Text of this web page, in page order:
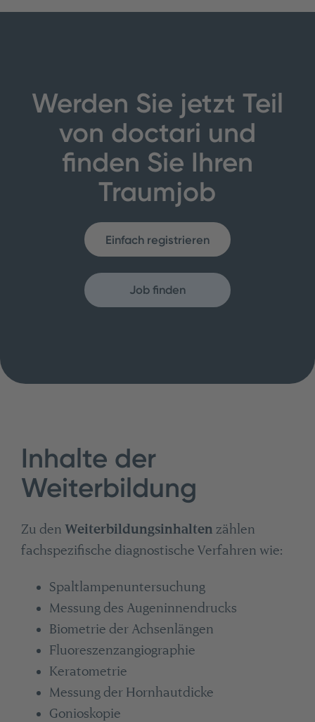
Werden Sie jetzt Teil
von doctari und
finden Sie Ihren
Traumjob
Einfach registrieren
Job finden
Inhalte der
Weiterbildung
Zu den Weiterbildungsinhalten zählen
fachspezifische diagnostische Verfahren wie:
Spaltlampenuntersuchung
Messung des Augeninnendrucks
Biometrie der Achsenlängen
Fluoreszenzangiographie
Keratometrie
Messung der Hornhautdicke
Gonioskopie